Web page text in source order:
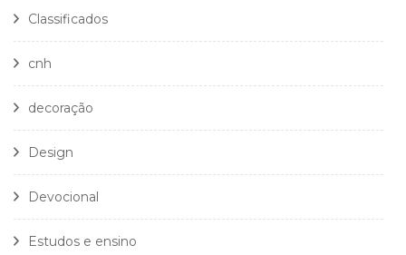
Classificados
cnh
decoração
Design
Devocional
Estudos e ensino